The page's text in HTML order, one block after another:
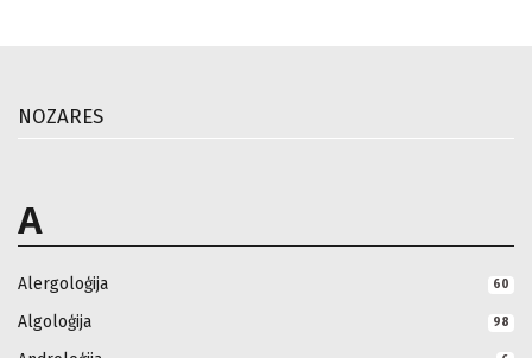
NOZARES
A
Alergoloģija 60
Algoloģija 98